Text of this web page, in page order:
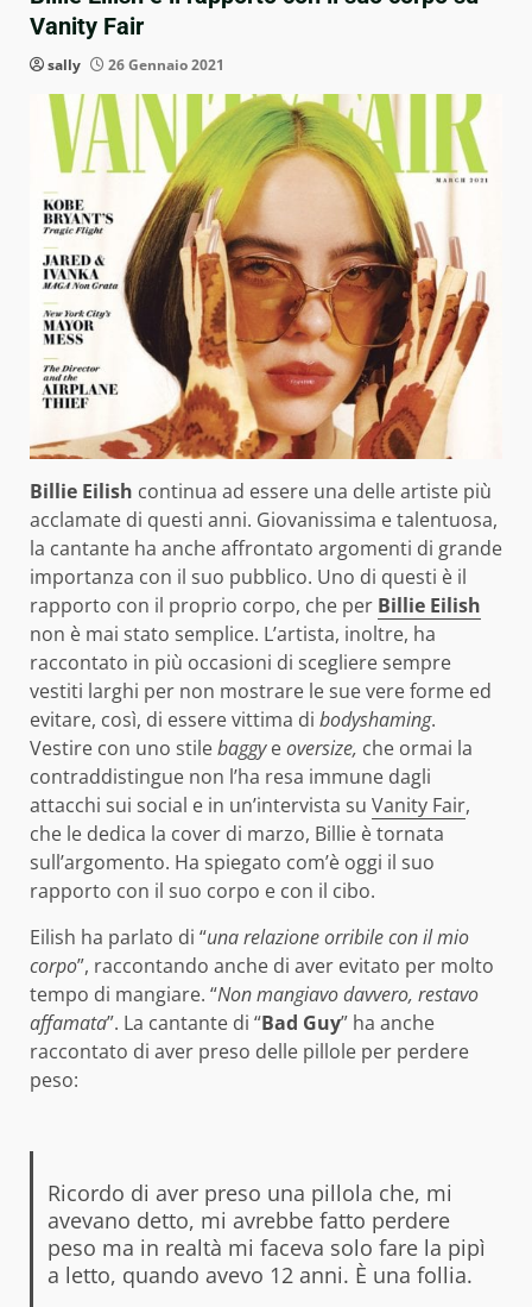
Vanity Fair
sally 26 Gennaio 2021
Billie Eilish continua ad essere una delle artiste più
acclamate di questi anni. Giovanissima e talentuosa,
la cantante ha anche affrontato argomenti di grande
importanza con il suo pubblico. Uno di questi è il
rapporto con il proprio corpo, che per Billie Eilish
non è mai stato semplice. L’artista, inoltre, ha
raccontato in più occasioni di scegliere sempre
vestiti larghi per non mostrare le sue vere forme ed
evitare, così, di essere vittima di bodyshaming.
Vestire con uno stilebaggyeoversize, che ormai la
contraddistingue non l’ha resa immune dagli
attacchi sui social e in un’intervista su Vanity Fair,
che le dedica la cover di marzo, Billie è tornata
sull’argomento. Ha spiegato com’è oggi il suo
rapporto con il suo corpo e con il cibo.
Eilish ha parlato di “una relazione orribile con il mio
corpo”, raccontando anche di aver evitato per molto
tempo di mangiare. “Non mangiavo davvero, restavo
affamata”. La cantante di “Bad Guy” ha anche
raccontato di aver preso delle pillole per perdere
peso:
Ricordo di aver preso una pillola che, mi
avevano detto, mi avrebbe fatto perdere
peso ma in realtà mi faceva solo fare la pipì
a letto, quando avevo 12 anni. È una follia.